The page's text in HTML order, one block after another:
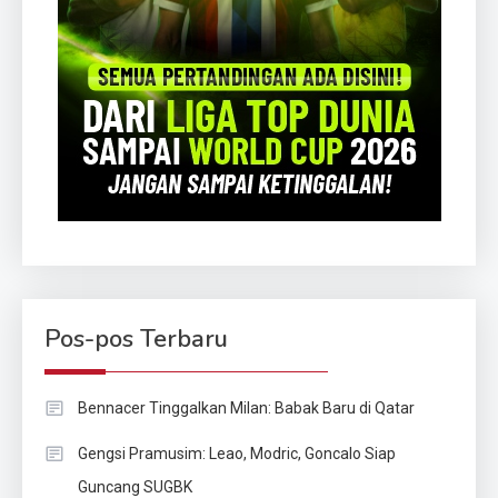
Pos-pos Terbaru
Bennacer Tinggalkan Milan: Babak Baru di Qatar
Gengsi Pramusim: Leao, Modric, Goncalo Siap
Guncang SUGBK